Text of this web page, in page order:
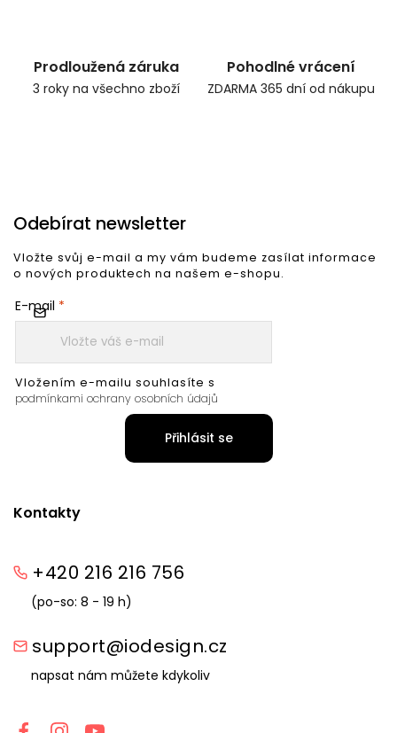
Prodloužená záruka
3 roky na všechno zboží
Pohodlné vrácení
ZDARMA 365 dní od nákupu
Kontakty
+420 216 216 756
(po-so: 8 - 19 h)
support@iodesign.cz
napsat nám můžete kdykoliv
Odebírat newsletter
Vložte svůj e-mail a my vám budeme zasílat informace
o nových produktech na našem e-shopu.
E-mail
Vložením e-mailu souhlasíte s
podmínkami ochrany osobních údajů
Přihlásit se